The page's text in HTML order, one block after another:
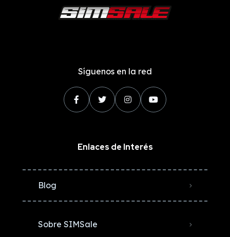
Síguenos en la red
Enlaces de Interés
Blog
Sobre SIMSale